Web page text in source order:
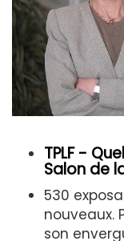
TPLF -
Salon de
530
nouveaux.
son